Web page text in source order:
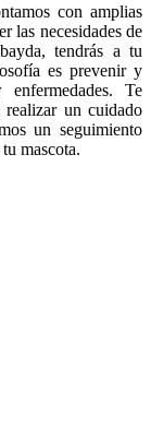
con amplias
las necesidades de
tendrás a tu
es prevenir y
Te
realizar un cuidado
un seguimiento
mascota.